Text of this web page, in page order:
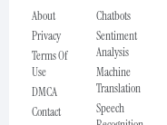
About
Privacy
Terms Of
Use
DMCA
Contact
Chatbots
Sentiment
Analysis
Machine
Translation
Speech